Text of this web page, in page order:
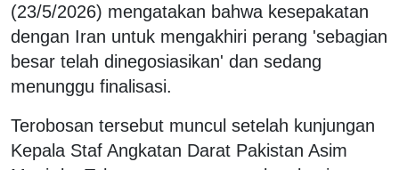
(23/5/2026) mengatakan bahwa kesepakatan
dengan Iran untuk mengakhiri perang 'sebagian
besar telah dinegosiasikan' dan sedang
menunggu finalisasi.
Terobosan tersebut muncul setelah kunjungan
Kepala Staf Angkatan Darat Pakistan Asim